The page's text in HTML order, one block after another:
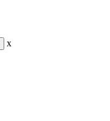
x